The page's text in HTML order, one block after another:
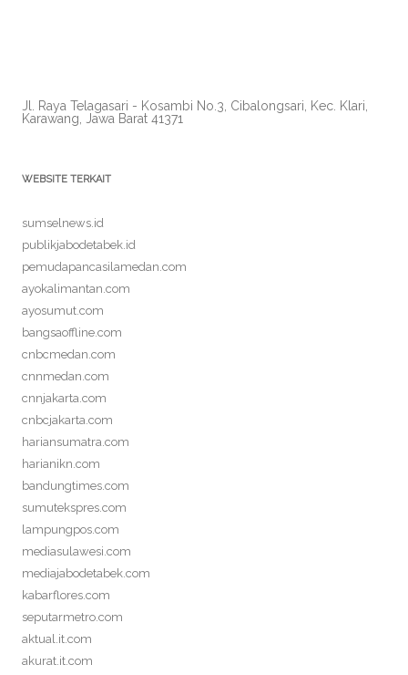
Jl. Raya Telagasari - Kosambi No.3, Cibalongsari, Kec. Klari,
Karawang, Jawa Barat 41371
WEBSITE TERKAIT
sumselnews.id
publikjabodetabek.id
pemudapancasilamedan.com
ayokalimantan.com
ayosumut.com
bangsaoffline.com
cnbcmedan.com
cnnmedan.com
cnnjakarta.com
cnbcjakarta.com
hariansumatra.com
harianikn.com
bandungtimes.com
sumutekspres.com
lampungpos.com
mediasulawesi.com
mediajabodetabek.com
kabarflores.com
seputarmetro.com
aktual.it.com
akurat.it.com